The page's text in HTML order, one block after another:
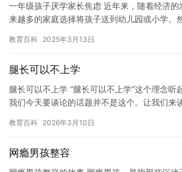
一年级孩子厌学家长焦虑 近年来，随着经济的
来越多的家庭选择将孩子送到幼儿园或小学。
环境…
教育百科 2025年3月13日
腿长可以不上学
腿长可以不上学 “腿长可以不上学”这个理念听
我们今天要谈论的话题并不是这个。让我们来
教育百科 2026年3月10日
网瘾男孩整容